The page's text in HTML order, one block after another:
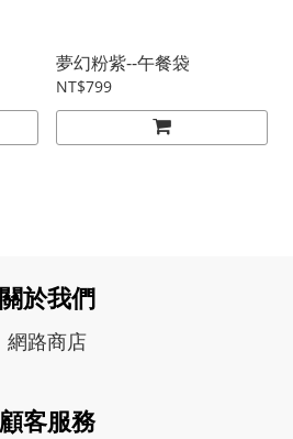
夢幻粉紫--午餐袋
NT$799
關於我們
網路商店
顧客服務